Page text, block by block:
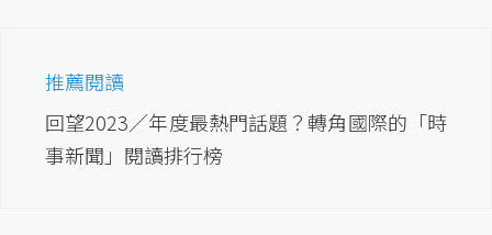
推薦閱讀
回望2023／年度最熱門話題？轉角國際的「時
事新聞」閱讀排行榜